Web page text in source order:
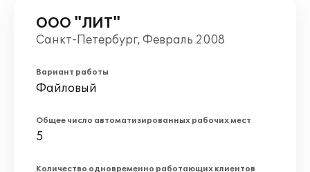
ООО "ЛИТ"
Санкт-Петербург, Февраль 2008
Вариант работы
Файловый
Общее число автоматизированных рабочих мест
5
Количество одновременно работающих клиентов